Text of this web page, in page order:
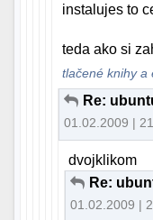
instalujes to
teda ako si
tlačené knihy a
Re:
01.02.2009 |
dvojklikom
Re:
01.02.2009 |